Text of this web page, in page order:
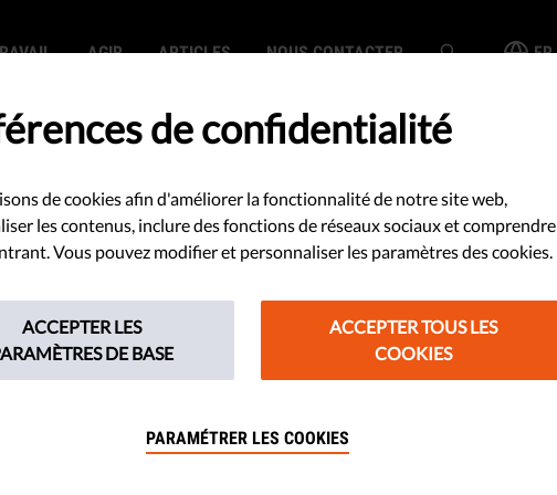
AGIR ARTICLES NOUS CONTACTER FR
SEARCH
did not match any content.
de confidentialité
de cookies afin d'améliorer la fonctionnalité de notre site web,
les contenus, inclure des fonctions de réseaux sociaux et comprendre
Vous pouvez modifier et personnaliser les paramètres des cookies.
ACCEPTER LES
DE BASE
ACCEPTER TOUS LES
COOKIES
PARAMÉTRER LES COOKIES